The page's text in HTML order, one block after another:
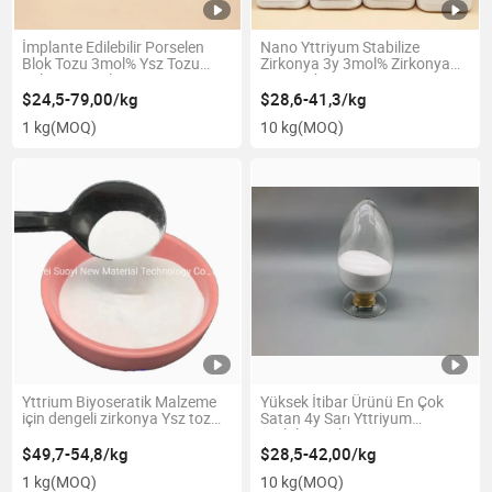
İmplante Edilebilir Porselen
Blok Tozu 3mol% Ysz Tozu
Zirkonyum Oksit Yttriyum
Stabilize Zirkonya Tozu
Rekabetçi Fiyat ile
$24,5-79,00/kg
1 kg(MOQ)
Nano Yttriyum Stabilize
Zirkonya 3y 3mol% Zirkonya
Tozu Zirkonya Diş Tozu
Zirkonyum Seramik Tozu
$28,6-41,3/kg
10 kg(MOQ)
Yttrium Biyoseratik Malzeme
için dengeli zirkonya Ysz toz
$49,7-54,8/kg
1 kg(MOQ)
Yüksek İtibar Ürünü En Çok
Satan 4y Sarı Yttriyum
Stabilize Zirkonya Tozu
$28,5-42,00/kg
10 kg(MOQ)